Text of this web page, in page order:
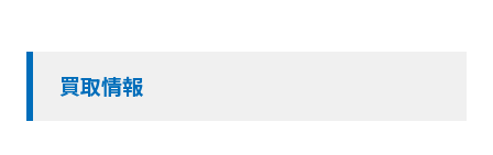
買取情報